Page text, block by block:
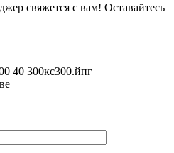
свяжется с вам! Оставайтесь